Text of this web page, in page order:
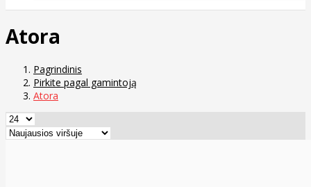
Atora
Pagrindinis
Pirkite pagal gamintoją
Atora